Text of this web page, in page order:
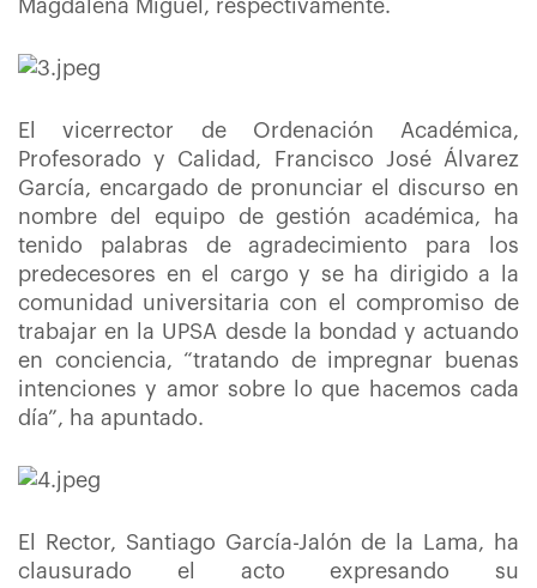
Magdalena Miguel, respectivamente.
El vicerrector de Ordenación Académica,
Profesorado y Calidad, Francisco José Álvarez
García, encargado de pronunciar el discurso en
nombre del equipo de gestión académica, ha
tenido palabras de agradecimiento para los
predecesores en el cargo y se ha dirigido a la
comunidad universitaria con el compromiso de
trabajar en la UPSA desde la bondad y actuando
en conciencia, “tratando de impregnar buenas
intenciones y amor sobre lo que hacemos cada
día”, ha apuntado.
El Rector, Santiago García-Jalón de la Lama, ha
clausurado el acto expresando su